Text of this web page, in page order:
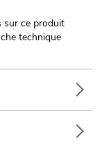
sur ce produit
technique